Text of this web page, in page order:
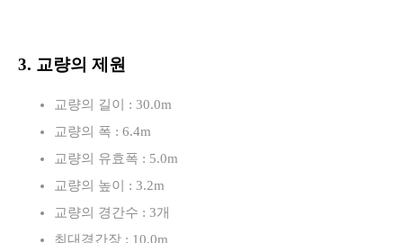
3. 교량의 제원
교량의 길이 : 30.0m
교량의 폭 : 6.4m
교량의 유효폭 : 5.0m
교량의 높이 : 3.2m
교량의 경간수 : 3개
최대경간장 : 10.0m